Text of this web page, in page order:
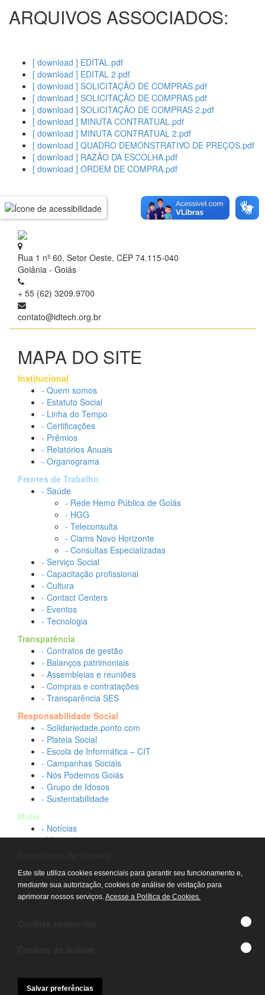
ARQUIVOS ASSOCIADOS:
[ download ] EDITAL.pdf
[ download ] EDITAL 2.pdf
[ download ] SOLICITAÇÃO DE COMPRAS.pdf
[ download ] SOLICITAÇÃO DE COMPRAS.pdf
[ download ] SOLICITAÇÃO DE COMPRAS 2.pdf
[ download ] MINUTA CONTRATUAL.pdf
[ download ] MINUTA CONTRATUAL 2.pdf
[ download ] QUADRO DEMONSTRATIVO DE PREÇOS.pdf
[ download ] RAZÃO DA ESCOLHA.pdf
[ download ] ORDEM DE COMPRA.pdf
Rua 1 nº 60, Setor Oeste, CEP 74.115-040
Goiânia - Goiás
+ 55 (62) 3209.9700
contato@idtech.org.br
MAPA DO SITE
Institucional
- Quem somos
- Estatuto Social
- Linha do Tempo
- Certificações
- Prêmios
- Relatórios Anuais
- Organograma
Frentes de Trabalho
- Saúde
- Rede Hemo Pública de Goiás
- HGG
- Teleconsulta
- Ciams Novo Horizonte
- Consultas Especializadas
- Serviço Social
- Capacitação profissional
- Cultura
- Contact Centers
- Eventos
- Tecnologia
Transparência
- Contratos de gestão
- Balanços patrimoniais
- Assembleias e reuniões
- Compras e contratações
- Transparência SES
Responsabilidade Social
- Solidariedade.ponto.com
- Plateia Social
- Escola de Informática – CIT
- Campanhas Sociais
- Nós Podemos Goiás
- Grupo de Idosos
- Sustentabilidade
Mídia
- Notícias
- Vídeos Institucionais
Contato
- Fale conosco
- Trabalhe conosco
Este site utiliza cookies essenciais para garantir seu funcionamento e,
mediante sua autorização, cookies de análise de visitação para
aprimorar nossos serviços.Acesse a Política de Cookies.
Salvar preferências